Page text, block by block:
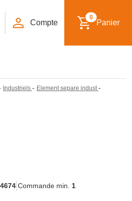
Compte
0
Panier
Industriels - Element separe indust -
Commande min. 1